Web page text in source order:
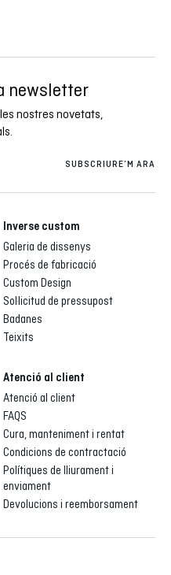
newsletter
nostres novetats,
SUBSCRIURE’M ARA
Inverse custom
Galeria de dissenys
Procés de fabricació
Custom Design
Sol·licitud de pressupost
Badanes
Teixits
Atenció al client
Atenció al client
FAQS
Cura, manteniment i rentat
Condicions de contractació
Polítiques de lliurament i
enviament
Devolucions i reemborsament